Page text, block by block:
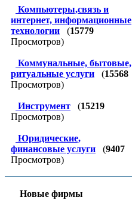
Компьютеры,связь и
интернет, информационные
технологии
(15779
Просмотров)
Коммунальные, бытовые,
ритуальные услуги
(15568
Просмотров)
Инструмент (15219
Просмотров)
Юридические,
финансовые услуги
(9407
Просмотров)
Новые фирмы